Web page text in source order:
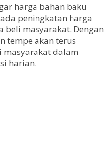
harga bahan baku
peningkatan harga
beli masyarakat. Dengan
tempe akan terus
dalam
harian.